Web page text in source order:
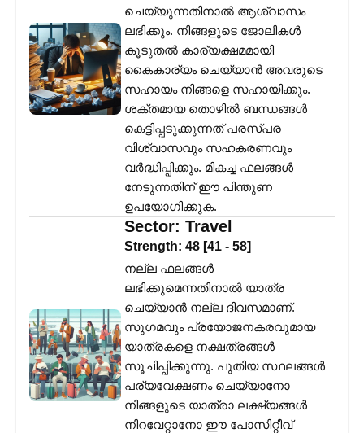
ചെയ്യുന്നതിനാൽ ആശ്വാസം
ലഭിക്കും. നിങ്ങളുടെ ജോലികൾ
കൂടുതൽ കാര്യക്ഷമമായി
കൈകാര്യം ചെയ്യാൻ അവരുടെ
സഹായം നിങ്ങളെ സഹായിക്കും.
ശക്തമായ തൊഴിൽ ബന്ധങ്ങൾ
കെട്ടിപ്പടുക്കുന്നത് പരസ്പര
വിശ്വാസവും സഹകരണവും
വർദ്ധിപ്പിക്കും. മികച്ച ഫലങ്ങൾ
നേടുന്നതിന് ഈ പിന്തുണ
ഉപയോഗിക്കുക.
Sector: Travel
Strength: 48 [41 - 58]
നല്ല ഫലങ്ങൾ
ലഭിക്കുമെന്നതിനാൽ യാത്ര
ചെയ്യാൻ നല്ല ദിവസമാണ്.
സുഗമവും പ്രയോജനകരവുമായ
യാത്രകളെ നക്ഷത്രങ്ങൾ
സൂചിപ്പിക്കുന്നു. പുതിയ സ്ഥലങ്ങൾ
പര്യവേക്ഷണം ചെയ്യാനോ
നിങ്ങളുടെ യാത്രാ ലക്ഷ്യങ്ങൾ
നിറവേറ്റാനോ ഈ പോസിറ്റീവ്